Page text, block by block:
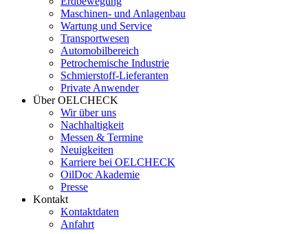
Maschinen- und Anlagenbau
Wartung und Service
Transportwesen
Automobilbereich
Petrochemische Industrie
Schmierstoff-Lieferanten
Private Anwender
Über OELCHECK
Wir über uns
Nachhaltigkeit
Messen & Termine
Neuigkeiten
Karriere bei OELCHECK
OilDoc Akademie
Presse
Kontakt
Kontaktdaten
Anfahrt